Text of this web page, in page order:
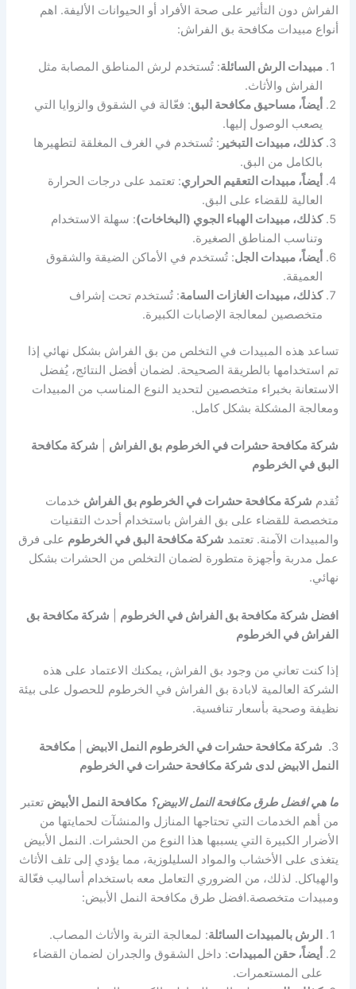
الفراش دون التأثير على صحة الأفراد أو الحيوانات الأليفة. اهم
أنواع مبيدات مكافحة بق الفراش:
مبيدات الرش السائلة: تُستخدم لرش المناطق المصابة مثل
الفراش والأثاث.
أيضاً، مساحيق مكافحة البق: فعّالة في الشقوق والزوايا التي
يصعب الوصول إليها.
كذلك، مبيدات التبخير : تُستخدم في الغرف المغلقة لتطهيرها
بالكامل من البق.
أيضاً، مبيدات التعقيم الحراري: تعتمد على درجات الحرارة
العالية للقضاء على البق.
كذلك، مبيدات الهباء الجوي (البخاخات): سهلة الاستخدام
وتناسب المناطق الصغيرة.
أيضاً، مبيدات الجل: تُستخدم في الأماكن الضيقة والشقوق
العميقة.
كذلك، مبيدات الغازات السامة: تُستخدم تحت إشراف
متخصصين لمعالجة الإصابات الكبيرة.
تساعد هذه المبيدات في التخلص من بق الفراش بشكل نهائي إذا
تم استخدامها بالطريقة الصحيحة. لضمان أفضل النتائج، يُفضل
الاستعانة بخبراء متخصصين لتحديد النوع المناسب من المبيدات
ومعالجة المشكلة بشكل كامل.
شركة مكافحة حشرات في الخرطوم بق الفراش
شركة مكافحة
البق في الخرطوم
تُقدم شركة مكافحة حشرات في الخرطوم بق الفراش خدمات
متخصصة للقضاء على بق الفراش باستخدام أحدث التقنيات
والمبيدات الآمنة. تعتمد شركة مكافحة البق في الخرطوم على فرق
عمل مدربة وأجهزة متطورة لضمان التخلص من الحشرات بشكل
نهائي.
افضل شركة مكافحة بق الفراش في الخرطوم
شركة مكافحة بق
الفراش في الخرطوم
إذا كنت تعاني من وجود بق الفراش، يمكنك الاعتماد على هذه
الشركة العالمية لابادة بق الفراش في الخرطوم للحصول على بيئة
نظيفة وصحية بأسعار تنافسية.
3. شركة مكافحة حشرات في الخرطوم النمل الابيض |مكافحة
النمل الابيض لدى شركة مكافحة حشرات في الخرطوم
ما هي افضل طرق مكافحة النمل الابيض؟ مكافحة النمل الأبيض تعتبر
من أهم الخدمات التي تحتاجها المنازل والمنشآت لحمايتها من
الأضرار الكبيرة التي يسببها هذا النوع من الحشرات. النمل الأبيض
يتغذى على الأخشاب والمواد السليلوزية، مما يؤدي إلى تلف الأثاث
والهياكل. لذلك، من الضروري التعامل معه باستخدام أساليب فعّالة
ومبيدات متخصصة.افضل طرق مكافحة النمل الأبيض:
الرش بالمبيدات السائلة: لمعالجة التربة والأثاث المصاب.
أيضاً، حقن المبيدات: داخل الشقوق والجدران لضمان القضاء
على المستعمرات.